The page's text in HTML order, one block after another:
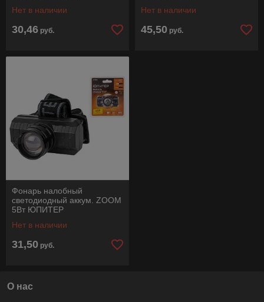
Нет в наличии
30,46 руб.
Нет в наличии
45,50 руб.
Фонарь налобный
светодиодный аккум. ZOOM
5Вт ЮПИТЕР
Нет в наличии
31,50 руб.
О нас